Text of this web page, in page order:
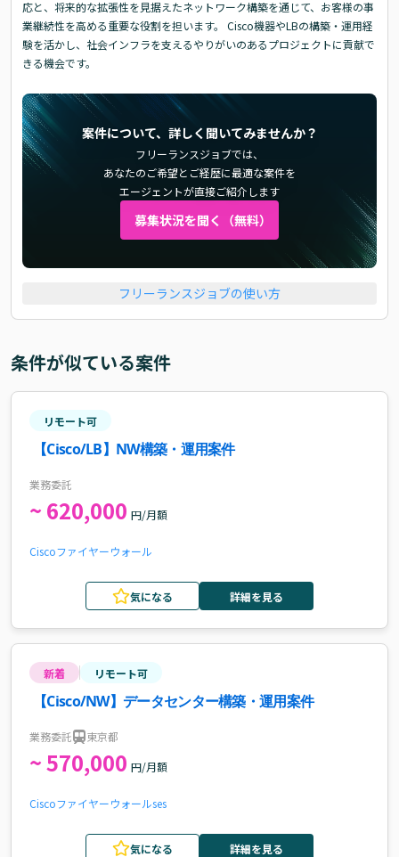
応と、将来的な拡張性を見据えたネットワーク構築を通じて、お客様の事
業継続性を高める重要な役割を担います。 Cisco機器やLBの構築・運用経
験を活かし、社会インフラを支えるやりがいのあるプロジェクトに貢献で
きる機会です。
案件について、詳しく聞いてみませんか？
フリーランスジョブでは、
あなたのご希望とご経歴に最適な案件を
エージェントが直接ご紹介します
募集状況を聞く（無料）
フリーランスジョブの使い方
条件が似ている案件
リモート可
【Cisco/LB】NW構築・運用案件
業務委託
~ 620,000 円/月額
Ciscoファイヤーウォール
気になる 詳細を見る
新着 リモート可
【Cisco/NW】データセンター構築・運用案件
業務委託 東京都
~ 570,000 円/月額
Ciscoファイヤーウォールses
気になる 詳細を見る